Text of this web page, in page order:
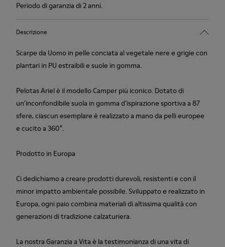
Periodo di garanzia di 2 anni.
Descrizione
Scarpe da Uomo in pelle conciata al vegetale nere e grigie con
plantari in PU estraibili e suole in gomma.
Pelotas Ariel è il modello Camper più iconico. Dotato di
un’inconfondibile suola in gomma d’ispirazione sportiva a 87
sfere, ciascun esemplare è realizzato a mano da pelli europee
e cucito a 360°.
Prodotto in Europa
Ci dedichiamo a creare prodotti durevoli, resistenti e con il
minor impatto ambientale possibile. Sviluppato e realizzato in
Europa, ogni paio combina materiali di altissima qualità con
generazioni di tradizione calzaturiera.
La nostra Garanzia a Vita è la testimonianza di una vita di